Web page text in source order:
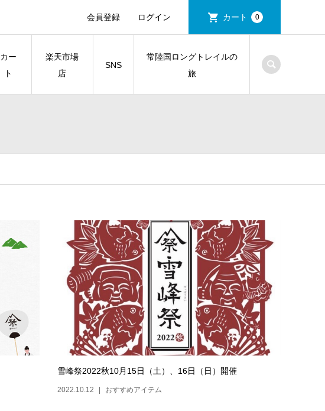
会員登録 ログイン カート 0
カー
ト
楽天市場
店
SNS
常陸国ロングトレイルの
旅
雪峰祭2022秋10月15日（土）、16日（日）開催
2022.10.12 おすすめアイテム